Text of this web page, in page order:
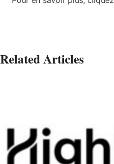
Related Articles